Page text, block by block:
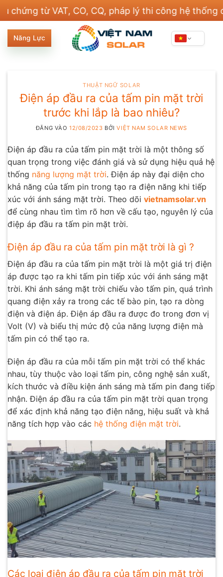
nội
dung
từ VAT, CO, CQ, pháp lý thi công hệ thống điện và
Năng Lực
THUẬT NGỮ SOLAR
Điện áp đầu ra của tấm pin mặt trời
trước khi lắp là bao nhiêu?
ĐĂNG VÀO 12/08/2023 BỞIVIỆT NAM SOLAR NEWS
Điện áp đầu ra của tấm pin mặt trời là một thông số
quan trọng trong việc đánh giá và sử dụng hiệu quả hệ
thống năng lượng mặt trời. Điện áp này đại diện cho
khả năng của tấm pin trong tạo ra điện năng khi tiếp
xúc với ánh sáng mặt trời. Theo dõi vietnamsolar.vn
để cùng nhau tìm tìm rõ hơn về cấu tạo, nguyên lý của
điệp áp đầu ra tấm pin mặt trời.
Điện áp đầu ra của tấm pin mặt trời là gì ?
Điện áp đầu ra của tấm pin mặt trời là một giá trị điện
áp được tạo ra khi tấm pin tiếp xúc với ánh sáng mặt
trời. Khi ánh sáng mặt trời chiếu vào tấm pin, quá trình
quang điện xảy ra trong các tế bào pin, tạo ra dòng
điện và điện áp. Điện áp đầu ra được đo trong đơn vị
Volt (V) và biểu thị mức độ của năng lượng điện mà
tấm pin có thể tạo ra.
Điện áp đầu ra của mỗi tấm pin mặt trời có thể khác
nhau, tùy thuộc vào loại tấm pin, công nghệ sản xuất,
kích thước và điều kiện ánh sáng mà tấm pin đang tiếp
nhận. Điện áp đầu ra của tấm pin mặt trời quan trọng
để xác định khả năng tạo điện năng, hiệu suất và khả
năng tích hợp vào các hệ thống điện mặt trời.
Các loại điện áp đầu ra của tấm pin mặt trời